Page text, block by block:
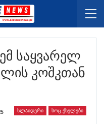
Საყვარელ
Კოშკთან
ᲡᲚᲐᲘᲓᲔᲠᲘ ᲡᲝᲪ.ᲥᲡᲔᲚᲔᲑᲘ